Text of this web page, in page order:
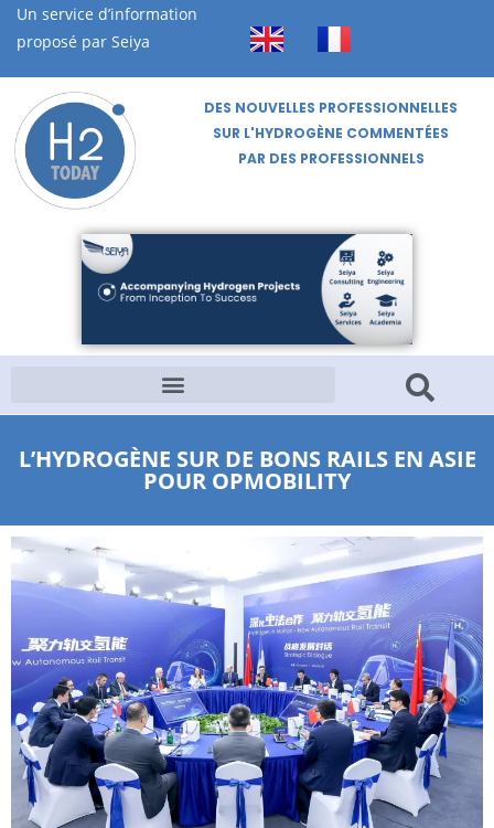
Un service d’information
proposé par Seiya
DES NOUVELLES PROFESSIONNELLES
SUR L'HYDROGÈNE COMMENTÉES
PAR DES PROFESSIONNELS
L’HYDROGÈNE SUR DE BONS RAILS EN ASIE
POUR OPMOBILITY